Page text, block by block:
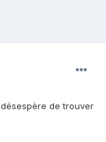
de trouver